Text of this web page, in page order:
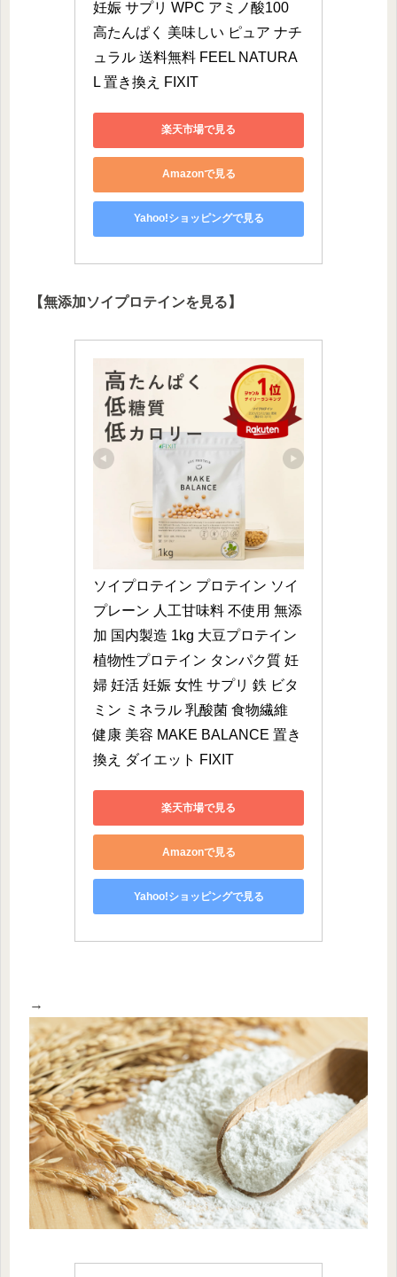
妊娠 サプリ WPC アミノ酸100
高たんぱく 美味しい ピュア ナチ
ュラル 送料無料 FEEL NATURA
L 置き換え FIXIT
楽天市場で見る
Amazonで見る
Yahoo!ショッピングで見る
【無添加ソイプロテインを見る】
ソイプロテイン プロテイン ソイ
プレーン 人工甘味料 不使用 無添
加 国内製造 1kg 大豆プロテイン
植物性プロテイン タンパク質 妊
婦 妊活 妊娠 女性 サプリ 鉄 ビタ
ミン ミネラル 乳酸菌 食物繊維
健康 美容 MAKE BALANCE 置き
換え ダイエット FIXIT
楽天市場で見る
Amazonで見る
Yahoo!ショッピングで見る
→